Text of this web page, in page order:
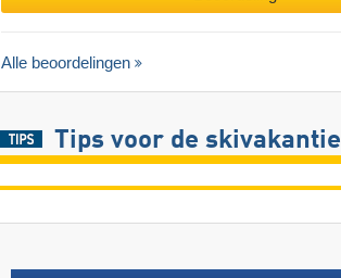
Alle beoordelingen
Tips voor de skivakantie